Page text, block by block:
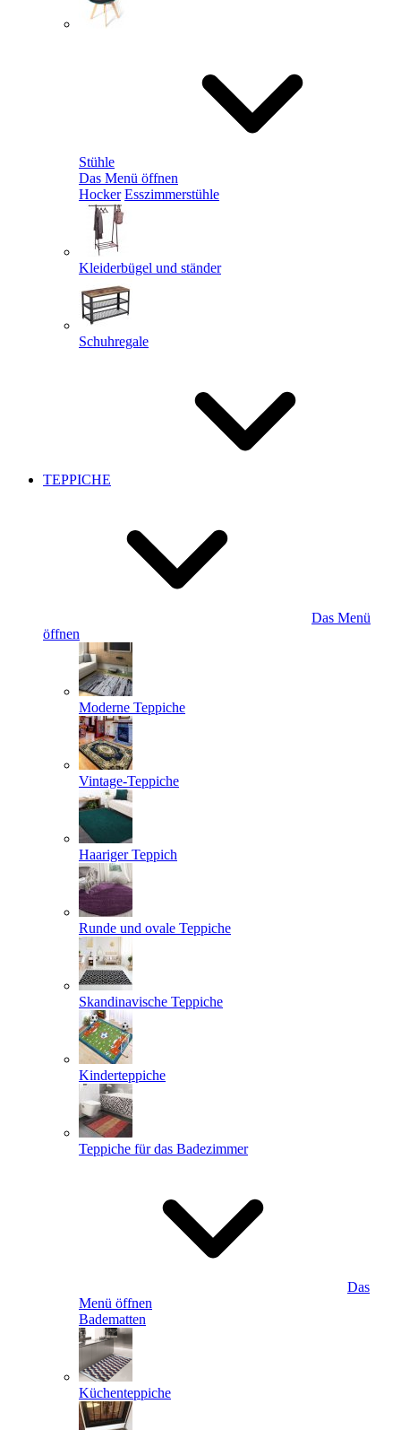
Stühle
Das Menü öffnen
Hocker Esszimmerstühle
Kleiderbügel und ständer
Schuhregale
TEPPICHE
Das Menü
öffnen
Moderne Teppiche
Vintage-Teppiche
Haariger Teppich
Runde und ovale Teppiche
Skandinavische Teppiche
Kinderteppiche
Teppiche für das Badezimmer
Das
Menü öffnen
Badematten
Küchenteppiche